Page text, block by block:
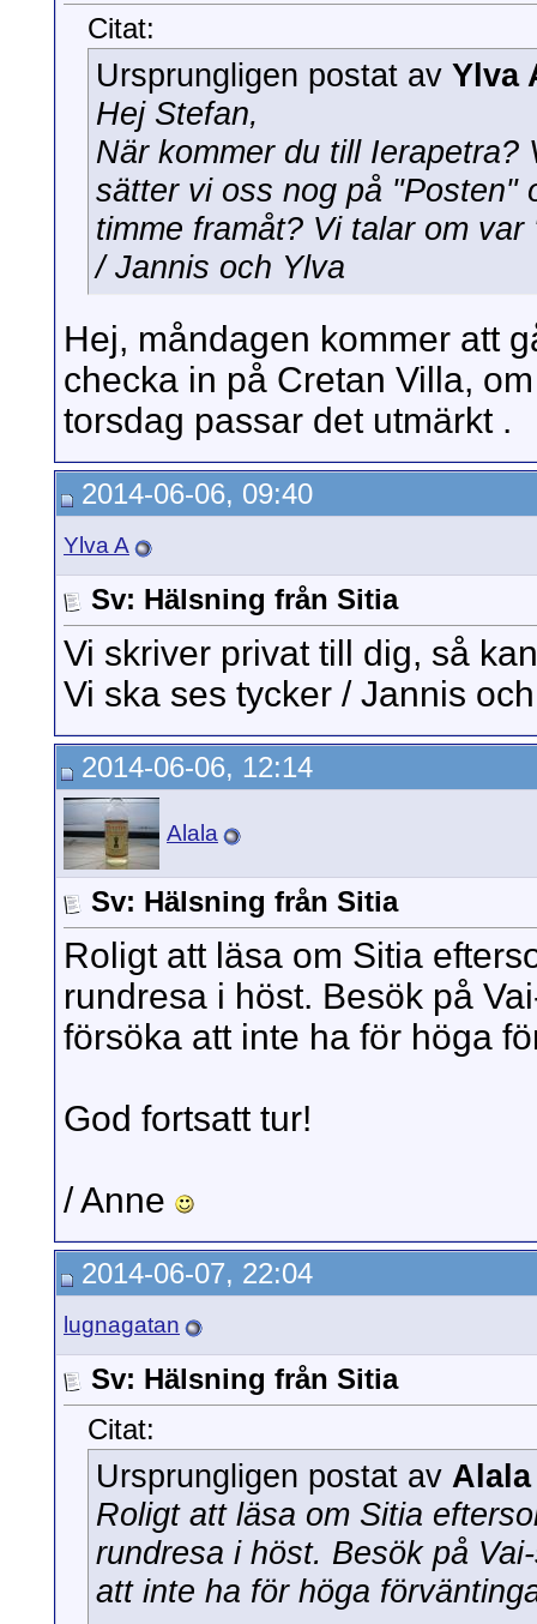
Citat:
Ursprungligen postat av Ylva
Hej Stefan,
När kommer du till
sätter vi oss nog på "Posten"
timme framåt? Vi talar om
/ Jannis och Ylva
Hej, måndagen kommer att
checka in på Cretan Villa,
torsdag passar det utmärkt .
2014-06-06, 09:40
Ylva A
Sv: Hälsning från Sitia
Vi skriver privat till dig, så
Vi ska ses tycker / Jannis
2014-06-06, 12:14
Alala
Sv: Hälsning från Sitia
Roligt att läsa om Sitia
rundresa i höst. Besök på
försöka att inte ha för höga
God fortsatt tur!
/ Anne
2014-06-07, 22:04
lugnagatan
Sv: Hälsning från Sitia
Citat:
Ursprungligen postat av Alala
Roligt att läsa om Sitia
rundresa i höst. Besök på
att inte ha för höga